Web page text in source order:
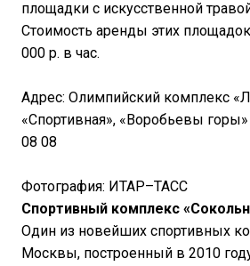
площадки с искусственной
Стоимость аренды этих
000 р. в час.
Адрес: Олимпийский комплекс
«Спортивная», «Воробьевы
08 08
Фотография: ИТАР–ТАСС
Спортивный комплекс
Один из новейших спортивных
Москвы, построенный в 2010